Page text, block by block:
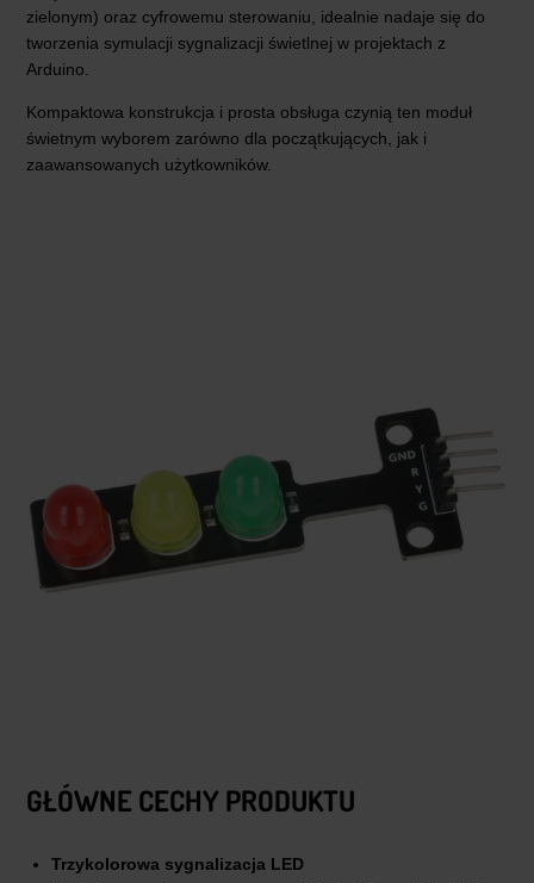
zielonym) oraz cyfrowemu sterowaniu, idealnie nadaje się do
tworzenia symulacji sygnalizacji świetlnej w projektach z
Arduino.
Kompaktowa konstrukcja i prosta obsługa czynią ten moduł
świetnym wyborem zarówno dla początkujących, jak i
zaawansowanych użytkowników.
GŁÓWNE CECHY PRODUKTU
Trzykolorowa sygnalizacja LED